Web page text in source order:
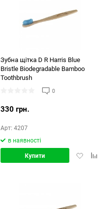
Зубна щітка D R Harris Blue
Bristle Biodegradable Bamboo
Toothbrush
0
330 грн.
Арт: 4207
в наявності
Додати
Купити